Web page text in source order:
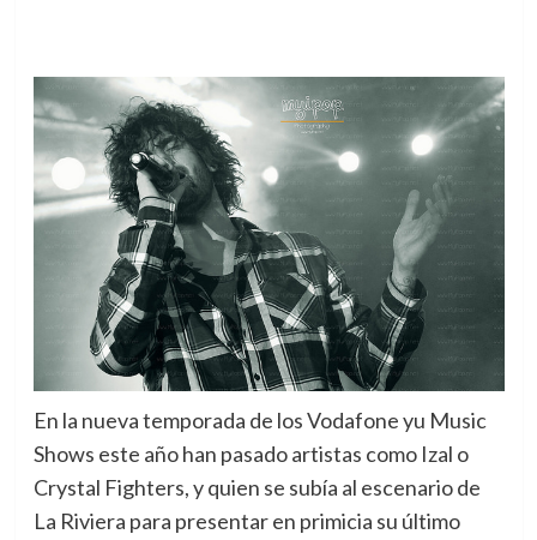
En la nueva temporada de los Vodafone yu Music
Shows este año han pasado artistas como Izal o
Crystal Fighters, y quien se subía al escenario de
La Riviera para presentar en primicia su último